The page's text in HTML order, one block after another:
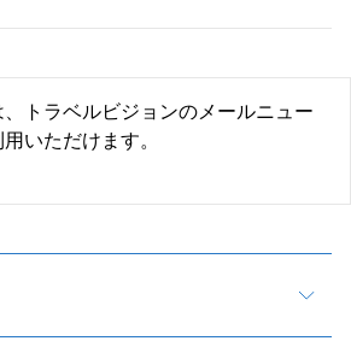
トラベルビジョンのメールニュー
いただけます。